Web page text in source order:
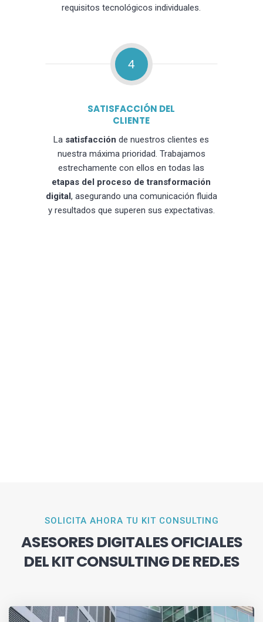
requisitos tecnológicos individuales.
4
SATISFACCIÓN DEL
CLIENTE
La satisfacción de nuestros clientes es
nuestra máxima prioridad. Trabajamos
estrechamente con ellos en todas las
etapas del proceso de transformación
digital, asegurando una comunicación fluida
y resultados que superen sus expectativas.
SOLICITA AHORA TU KIT CONSULTING
ASESORES DIGITALES OFICIALES
DEL KIT CONSULTING DE RED.ES